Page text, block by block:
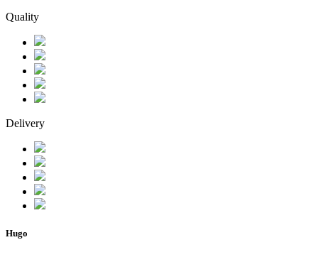
Quality
Delivery
Hugo